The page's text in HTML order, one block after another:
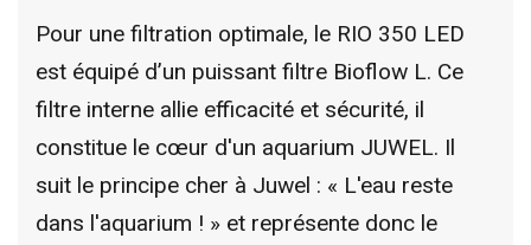
Pour une filtration optimale, le RIO 350 LED
est équipé d’un puissant filtre Bioflow L. Ce
filtre interne allie efficacité et sécurité, il
constitue le cœur d'un aquarium JUWEL. Il
suit le principe cher à Juwel : « L'eau reste
dans l'aquarium ! » et représente donc le